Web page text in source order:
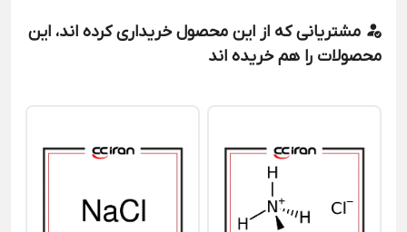
مشتریانی که از این محصول خریداری کرده اند، این
محصولات را هم خریده اند